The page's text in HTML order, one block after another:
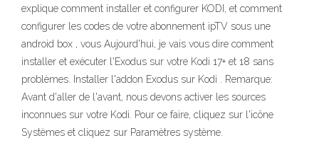
explique comment installer et configurer KODI, et comment
configurer les codes de votre abonnement ipTV sous une
android box , vous Aujourd'hui, je vais vous dire comment
installer et exécuter l'Exodus sur votre Kodi 17+ et 18 sans
problèmes. Installer l'addon Exodus sur Kodi . Remarque:
Avant d'aller de l'avant, nous devons activer les sources
inconnues sur votre Kodi. Pour ce faire, cliquez sur l'icône
Systèmes et cliquez sur Paramètres système.